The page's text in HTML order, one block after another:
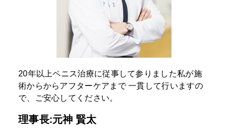
20年以上ペニス治療に従事して参りました私が施
術からからアフターケアまで一貫して行いますの
で、ご安心してください。
理事長:元神 賢太